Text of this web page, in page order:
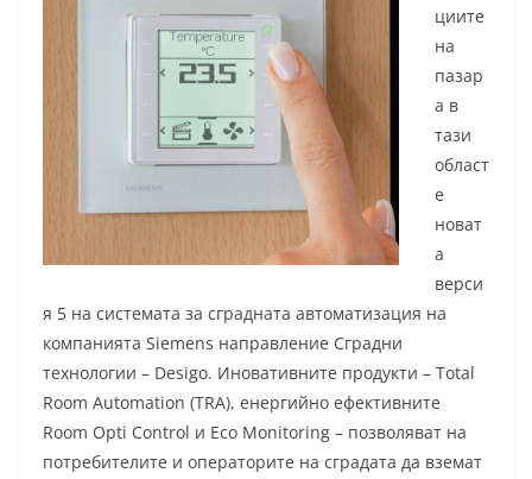
циите
на
пазар
а в
тази
област
е
новат
а
верси
я 5 на системата за сградната автоматизация на
компанията Siemens направление Сградни
технологии – Desigо. Иновативните продукти – Total
Room Automation (TRA), енергийно ефективните
Room Opti Control и Eco Monitoring – позволяват на
потребителите и операторите на сградата да вземат